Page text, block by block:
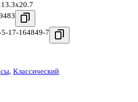
17-164849-7
, Классический